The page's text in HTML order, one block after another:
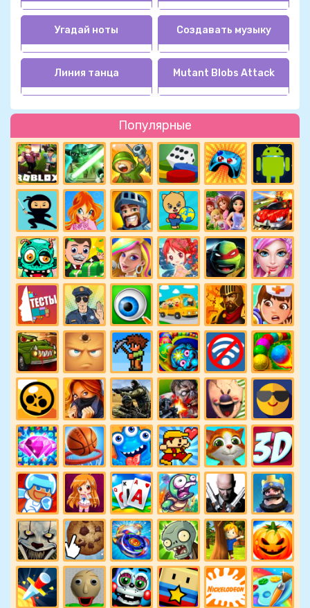
Популярные
Угадай ноты Создавать музыку
Линия танца Mutant Blobs Attack